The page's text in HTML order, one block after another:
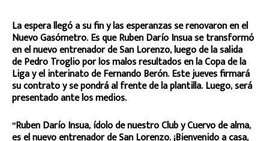
La espera llegó a su fin y las esperanzas se renovaron en el
Nuevo Gasómetro. Es que Ruben Darío Insua se transformó
en el nuevo entrenador de San Lorenzo, luego de la salida
de Pedro Troglio por los malos resultados en la Copa de la
Liga y el interinato de Fernando Berón. Este jueves firmará
su contrato y se pondrá al frente de la plantilla. Luego, será
presentado ante los medios.
“Ruben Darío Insua, ídolo de nuestro Club y Cuervo de alma,